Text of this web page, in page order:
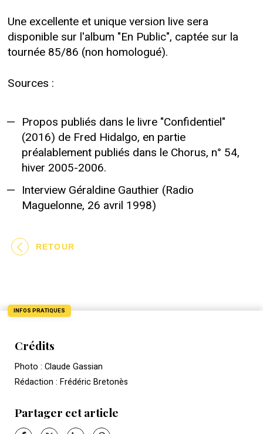
Une excellente et unique version live sera
disponible sur l'album "En Public", captée sur la
tournée 85/86 (non homologué).
Sources :
Propos publiés dans le livre "Confidentiel"
(2016) de Fred Hidalgo, en partie
préalablement publiés dans le Chorus, n° 54,
hiver 2005-2006.
Interview Géraldine Gauthier (Radio
Maguelonne, 26 avril 1998)
RETOUR
INFOS PRATIQUES
Crédits
Photo : Claude Gassian
Rédaction : Frédéric Bretonès
Partager cet article